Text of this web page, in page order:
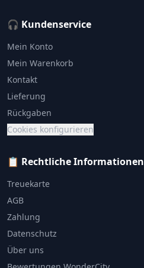
🎧 Kundenservice
Mein Konto
Mein Warenkorb
Kontakt
Lieferung
Rückgaben
Cookies konfigurieren
📋 Rechtliche Informationen
Treuekarte
AGB
Zahlung
Datenschutz
Über uns